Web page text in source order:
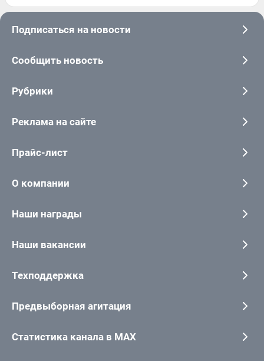
Подписаться на новости
Сообщить новость
Рубрики
Реклама на сайте
Прайс-лист
О компании
Наши награды
Наши вакансии
Техподдержка
Предвыборная агитация
Статистика канала в MAX